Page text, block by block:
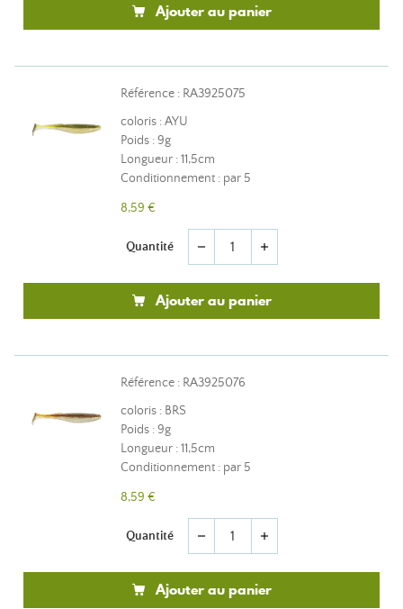
Ajouter au panier
Référence : RA3925075
coloris : AYU
Poids : 9g
Longueur : 11,5cm
Conditionnement : par 5
8,59 €
Quantité remove add
Ajouter au panier
Référence : RA3925076
coloris : BRS
Poids : 9g
Longueur : 11,5cm
Conditionnement : par 5
8,59 €
Quantité remove add
Ajouter au panier